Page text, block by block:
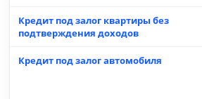
Кредит под залог квартиры без
подтверждения доходов
Кредит под залог автомобиля